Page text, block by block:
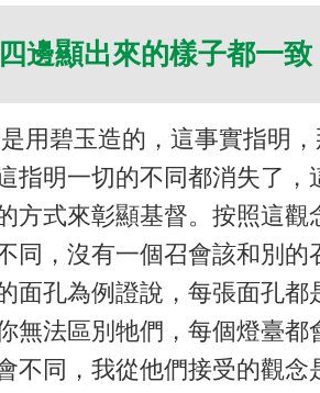
邊顯出來的樣子都一致
用碧玉造的，這事實指明
明一切的不同都消失了
方式來彰顯基督。按照這
同，沒有一個召會該和別
孔為例證說，每張面孔
法區別牠們，每個燈臺
不同，我從他們接受的觀